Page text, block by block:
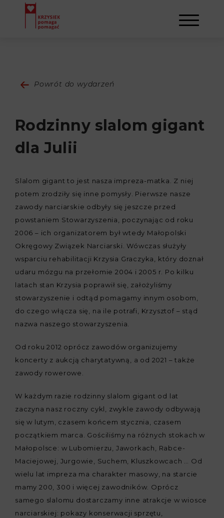
O NAS
NAPISALI O NAS
GALERIA
DZIAŁALNOŚĆ
NASI BENEFICJENCI
SULEJMAN
WYDARZENIA
KONTAKT
REJESTRACJA
Powrót do wydarzeń
Rodzinny slalom gigant
dla Julii
Slalom gigant to jest nasza impreza-matka. Z niej
potem zrodziły się inne pomysły. Pierwsze nasze
zawody narciarskie odbyły się jeszcze przed
powstaniem Stowarzyszenia, poczynając od roku
2006 – ich organizatorem był wtedy Małopolski
Okręgowy Związek Narciarski. Wówczas służyły
wsparciu rehabilitacji Krzysia Graczyka, który doznał
udaru mózgu na przełomie 2004 i 2005 r. Po kilku
latach stan Krzysia poprawił się, założyliśmy
stowarzyszenie i odtąd pomagamy innym osobom,
do czego włącza się, na ile potrafi, Krzysztof – stąd
nazwa naszego stowarzyszenia.
Od roku 2012 oprócz zawodów organizujemy
koncerty z aukcją charytatywną, a od 2021 – także
zawody rowerowe.
W każdym razie rodzinny slalom gigant od lat
zaczyna nasz roczny cykl, zwykle zawody odbywają
się w lutym, czasem końcem stycznia, czasem
początkiem marca. Gościliśmy na różnych stokach w
Małopolsce: w Lubomierzu, Jaworkach, Rabce-
Maciejowej, Jurgowie, Suchem, Kluszkowcach … Od
wielu lat impreza ma charakter masowy, na starcie
mamy 200, 300 i więcej zawodników. Oprócz
samego slalomu dostarczamy inne atrakcje w wiosce
narciarskiej: pokazy konserwacji sprzętu,